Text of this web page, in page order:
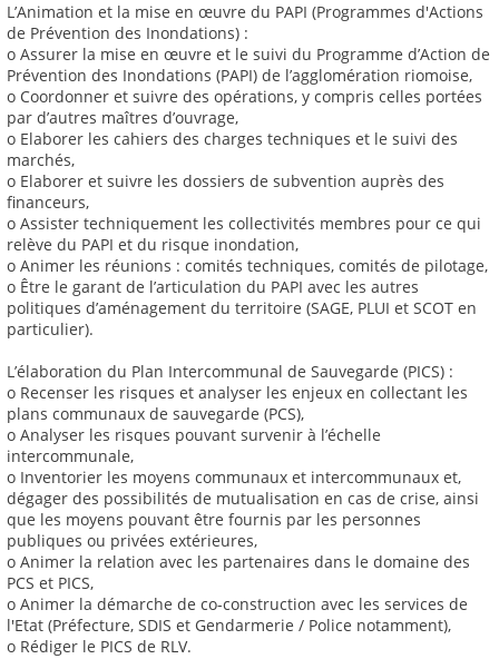
L’Animation et la mise en œuvre du PAPI (Programmes d'Actions
de Prévention des Inondations) :
o Assurer la mise en œuvre et le suivi du Programme d’Action de
Prévention des Inondations (PAPI) de l’agglomération riomoise,
o Coordonner et suivre des opérations, y compris celles portées
par d’autres maîtres d’ouvrage,
o Elaborer les cahiers des charges techniques et le suivi des
marchés,
o Elaborer et suivre les dossiers de subvention auprès des
financeurs,
o Assister techniquement les collectivités membres pour ce qui
relève du PAPI et du risque inondation,
o Animer les réunions : comités techniques, comités de pilotage,
o Être le garant de l’articulation du PAPI avec les autres
politiques d’aménagement du territoire (SAGE, PLUI et SCOT en
particulier).
L’élaboration du Plan Intercommunal de Sauvegarde (PICS) :
o Recenser les risques et analyser les enjeux en collectant les
plans communaux de sauvegarde (PCS),
o Analyser les risques pouvant survenir à l’échelle
intercommunale,
o Inventorier les moyens communaux et intercommunaux et,
dégager des possibilités de mutualisation en cas de crise, ainsi
que les moyens pouvant être fournis par les personnes
publiques ou privées extérieures,
o Animer la relation avec les partenaires dans le domaine des
PCS et PICS,
o Animer la démarche de co-construction avec les services de
l'Etat (Préfecture, SDIS et Gendarmerie / Police notamment),
o Rédiger le PICS de RLV.